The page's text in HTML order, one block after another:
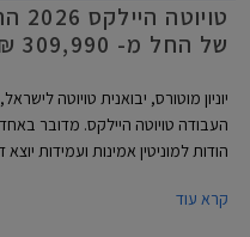
של החל מ- 309,990 ₪
יוניון מוטורס, יבואנית טויוטה
העבודה טויוטה היילקס. מדובר
הודות למוניטין אמינות ועמידות
מבטיח לשמור ולשפר על היכולות
קרא עוד